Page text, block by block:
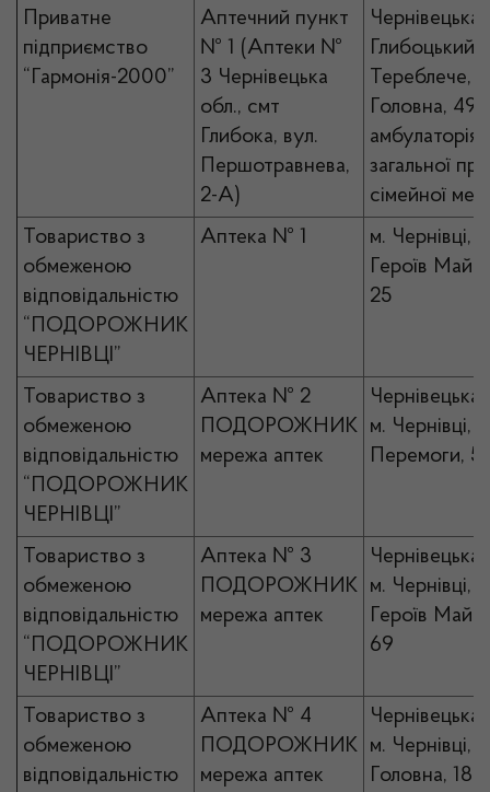
Приватне
підприємство
“Гармонія-2000”
Аптечний пункт
№ 1 (Аптеки №
3 Чернівецька
обл., смт
Глибока, вул.
Першотравнева,
2-А)
Чернівецька
Глибоцький
Тереблече,
Головна, 49,
амбулаторія
загальної
сімейної
Товариство з
обмеженою
відповідальністю
“ПОДОРОЖНИК
ЧЕРНІВЦІ”
Аптека № 1
м. Чернівці,
Героїв
25
Товариство з
обмеженою
відповідальністю
“ПОДОРОЖНИК
ЧЕРНІВЦІ”
Аптека № 2
ПОДОРОЖНИК
мережа аптек
Чернівецька
м. Чернівці,
Перемоги, 5
Товариство з
обмеженою
відповідальністю
“ПОДОРОЖНИК
ЧЕРНІВЦІ”
Аптека № 3
ПОДОРОЖНИК
мережа аптек
Чернівецька
м. Чернівці,
Героїв
69
Товариство з
обмеженою
відповідальністю
Аптека № 4
ПОДОРОЖНИК
мережа аптек
Чернівецька
м. Чернівці,
Головна, 18